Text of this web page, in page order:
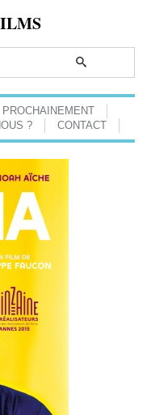
PROCHAINEMENT
? CONTACT